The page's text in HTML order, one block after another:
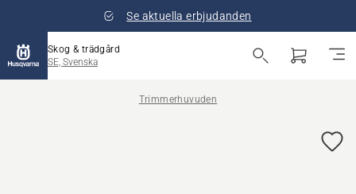
Se aktuella erbjudanden
Skog & trädgård
SE, Svenska
Trimmerhuvuden